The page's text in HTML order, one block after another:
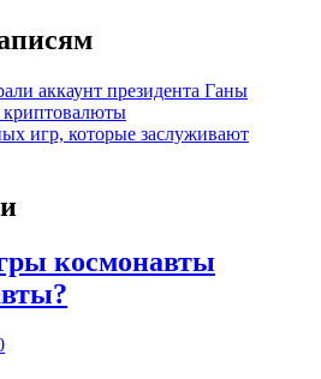
аккаунт президента Ганы
криптовалюты
игр, которые заслуживают
космонавты